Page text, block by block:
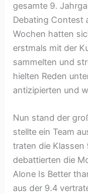
gesamte 9.
Debating Contest
Wochen hatten
erstmals mit der
sammelten und
hielten Reden
antizipierten und
Nun stand der
stellte ein Team
traten die
debattierten die
Alone Is Better
aus der 9.4